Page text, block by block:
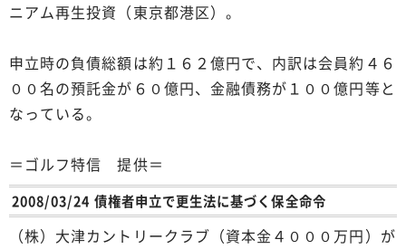
ニアム再生投資（東京都港区）。
申立時の負債総額は約１６２億円で、内訳は会員約４６
００名の預託金が６０億円、金融債務が１００億円等と
なっている。
＝ゴルフ特信 提供＝
2008/03/24 債権者申立で更生法に基づく保全命令
（株）大津カントリークラブ（資本金４０００万円）が